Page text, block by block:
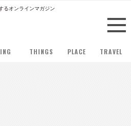
るオンラインマガジン
THINGS PLACE TRAVEL